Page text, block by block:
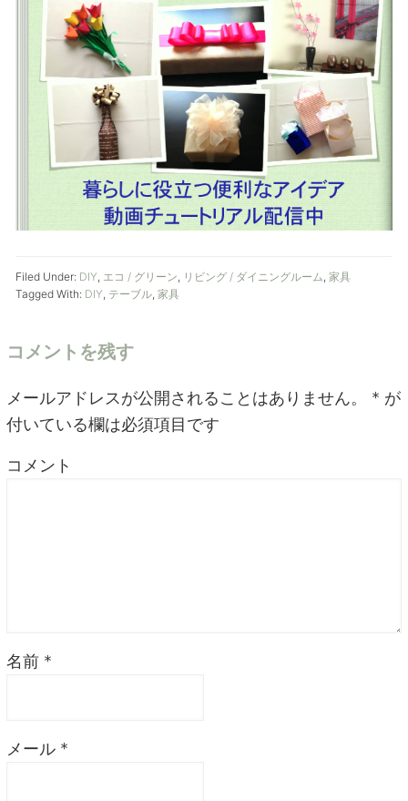
Filed Under: DIY, エコ / グリーン, リビング / ダイニングルーム, 家具
Tagged With: DIY, テーブル, 家具
コメントを残す
メールアドレスが公開されることはありません。 * が
付いている欄は必須項目です
コメント
名前 *
メール *